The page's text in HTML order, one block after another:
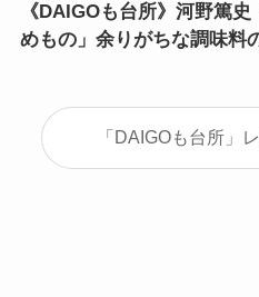
《DAIGOも台所》河野篤
めもの」余りがちな調味料
「DAIGOも台所」